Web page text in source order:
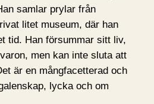
samlar prylar från
litet museum, där han
tid. Han försummar sitt liv,
men kan inte sluta att
är en mångfacetterad och
lycka och om